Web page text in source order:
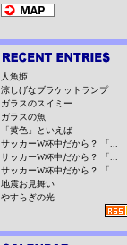
人魚姫
涼しげなブラケットランプ
ガラスのスイミー
ガラスの魚
「黄色」といえば
サッカーW杯中だから？ 「...
サッカーW杯中だから？ 「...
サッカーW杯中だから？ 「...
地震お見舞い
やすらぎの光